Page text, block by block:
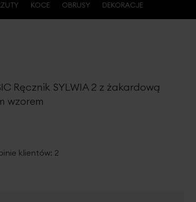
KOCE OBRUSY DEKORACJE
Ręcznik SYLWIA 2 z żakardową
wzorem
klientów: 2